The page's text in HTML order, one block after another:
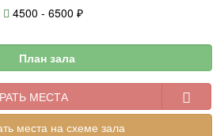
4500 - 6500 ₽
План зала
МЕСТА
места на схеме зала